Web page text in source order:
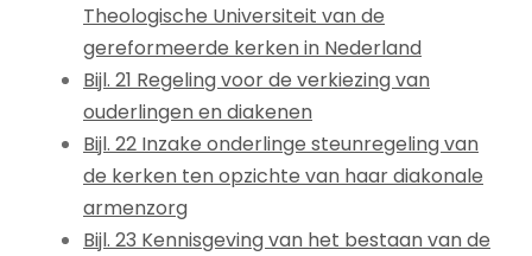
Theologische Universiteit van de
gereformeerde kerken in Nederland
Bijl. 21 Regeling voor de verkiezing van
ouderlingen en diakenen
Bijl. 22 Inzake onderlinge steunregeling van
de kerken ten opzichte van haar diakonale
armenzorg
Bijl. 23 Kennisgeving van het bestaan van de